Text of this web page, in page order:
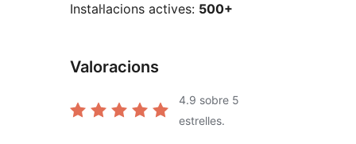
Instal·lacions actives: 500+
Valoracions
4.9 sobre 5
estrelles.